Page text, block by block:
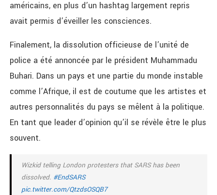
américains, en plus d’un hashtag largement repris
avait permis d’éveiller les consciences.
Finalement, la dissolution officieuse de l’unité de
police a été annoncée par le président Muhammadu
Buhari. Dans un pays et une partie du monde instable
comme l’Afrique, il est de coutume que les artistes et
autres personnalités du pays se mêlent à la politique.
En tant que leader d’opinion qu’il se révèle être le plus
souvent.
Wizkid telling London protesters that SARS has been
dissolved. #EndSARS
pic.twitter.com/QtzdsOSQB7